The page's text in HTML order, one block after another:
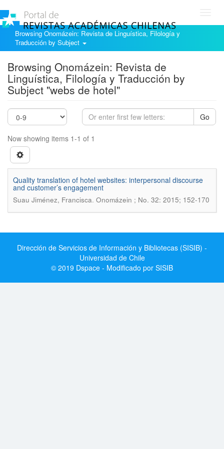
Browsing Onomázein: Revista de Linguística, Filología y
Traducción by Subject
Browsing Onomázein: Revista de
Linguística, Filología y Traducción by
Subject "webs de hotel"
Go
Now showing items 1-1 of 1
Quality translation of hotel websites: interpersonal discourse
and customer’s engagement
Suau Jiménez, Francisca. Onomázein ; No. 32: 2015; 152-170
Dirección de Servicios de Información y Bibliotecas (SISIB) -
Universidad de Chile
© 2019 Dspace - Modificado por SISIB